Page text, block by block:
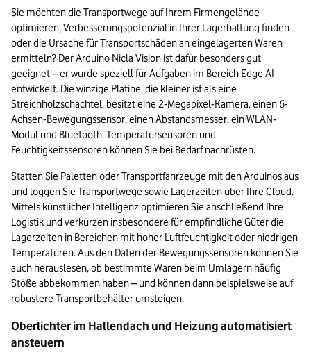
Sie möchten die Transportwege auf Ihrem Firmengelände
optimieren, Verbesserungspotenzial in Ihrer Lagerhaltung finden
oder die Ursache für Transportschäden an eingelagerten Waren
ermitteln? Der Arduino Nicla Vision ist dafür besonders gut
geeignet – er wurde speziell für Aufgaben im Bereich Edge AI
entwickelt. Die winzige Platine, die kleiner ist als eine
Streichholzschachtel, besitzt eine 2-Megapixel-Kamera, einen 6-
Achsen-Bewegungssensor, einen Abstandsmesser, ein WLAN-
Modul und Bluetooth. Temperatursensoren und
Feuchtigkeitssensoren können Sie bei Bedarf nachrüsten.
Statten Sie Paletten oder Transportfahrzeuge mit den Arduinos aus
und loggen Sie Transportwege sowie Lagerzeiten über Ihre Cloud.
Mittels künstlicher Intelligenz optimieren Sie anschließend Ihre
Logistik und verkürzen insbesondere für empfindliche Güter die
Lagerzeiten in Bereichen mit hoher Luftfeuchtigkeit oder niedrigen
Temperaturen. Aus den Daten der Bewegungssensoren können Sie
auch herauslesen, ob bestimmte Waren beim Umlagern häufig
Stöße abbekommen haben – und können dann beispielsweise auf
robustere Transportbehälter umsteigen.
Oberlichter im Hallendach und Heizung automatisiert
ansteuern